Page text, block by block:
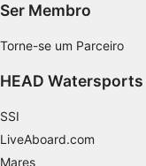
Ser Membro
Torne-se um Parceiro
HEAD Watersports
SSI
LiveAboard.com
Mares